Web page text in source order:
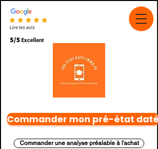
5/5 Excellent
Commander mon pré-état daté
Commander une analyse préalable à l'achat